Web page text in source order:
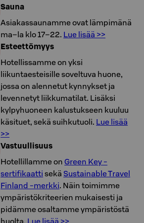
Sauna
Asiakassaunamme ovat lämpimänä
ma–la klo 17–22. Lue lisää >>
Esteettömyys
Hotellissamme on yksi
liikuntaesteisille soveltuva huone,
jossa on alennetut kynnykset ja
levennetyt liikkumatilat. Lisäksi
kylpyhuoneen kalustukseen kuuluu
käsituet, sekä suihkutuoli. Lue lisää
>>
Vastuullisuus
Hotellillamme onGreen Key -
sertifikaatti sekä Sustainable Travel
Finland -merkki. Näin toimimme
ympäristökriteerien mukaisesti ja
pidämme osaltamme ympäristöstä
huolta. Lue lisää >>